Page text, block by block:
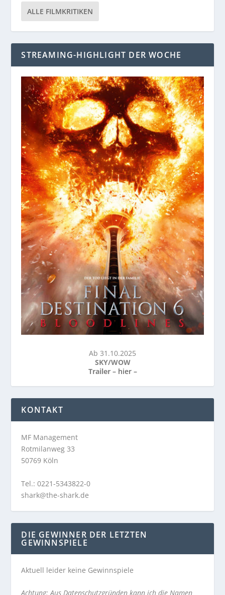
ALLE FILMKRITIKEN
STREAMING-HIGHLIGHT DER WOCHE
Ab 31.10.2025
SKY/WOW
Trailer – hier –
KONTAKT
MF Management
Rotmilanweg 33
50769 Köln
Tel.: 0221-5343822-0
shark@the-shark.de
DIE GEWINNER DER LETZTEN
GEWINNSPIELE
Aktuell leider keine Gewinnspiele
Achtung: Aus Datenschutzgründen kann ich die Namen